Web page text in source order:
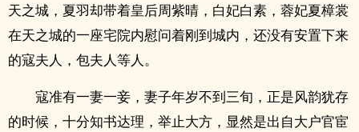
天之城，夏羽却带着皇后周紫晴，白妃白素，蓉妃夏樟裳
在天之城的一座宅院内慰问着刚到城内，还没有安置下来
的寇夫人，包夫人等人。
寇准有一妻一妾，妻子年岁不到三旬，正是风韵犹存
的时候，十分知书达理，举止大方，显然是出自大户官宦